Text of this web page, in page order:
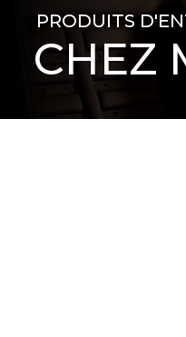
PRODUITS
CHEZ